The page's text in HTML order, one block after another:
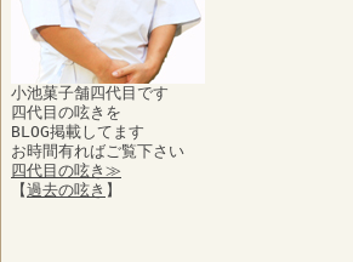
小池菓子舗四代目です
四代目の呟きを
BLOG掲載してます
お時間有ればご覧下さい
四代目の呟き≫
【過去の呟き 】